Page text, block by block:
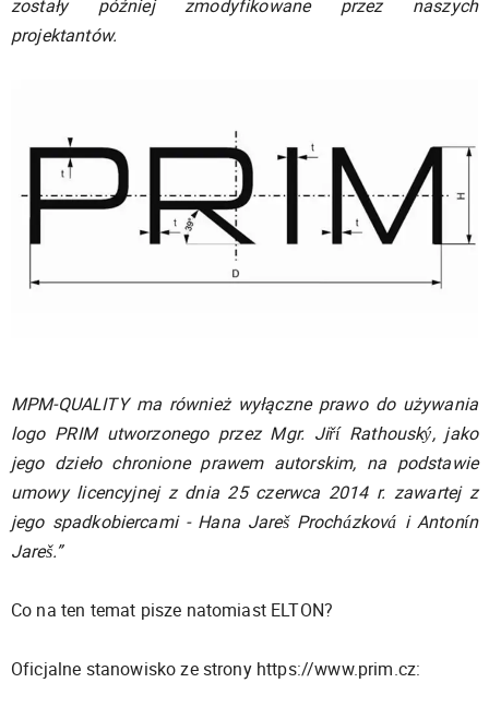
zostały później zmodyfikowane przez naszych
projektantów.
MPM-QUALITY ma również wyłączne prawo do używania
logo PRIM utworzonego przez Mgr. Jiří Rathouský, jako
jego dzieło chronione prawem autorskim, na podstawie
umowy licencyjnej z dnia 25 czerwca 2014 r. zawartej z
jego spadkobiercami - Hana Jareš Procházková i Antonín
Jareš.”
Co na ten temat pisze natomiast ELTON?
Oficjalne stanowisko ze strony https://www.prim.cz: